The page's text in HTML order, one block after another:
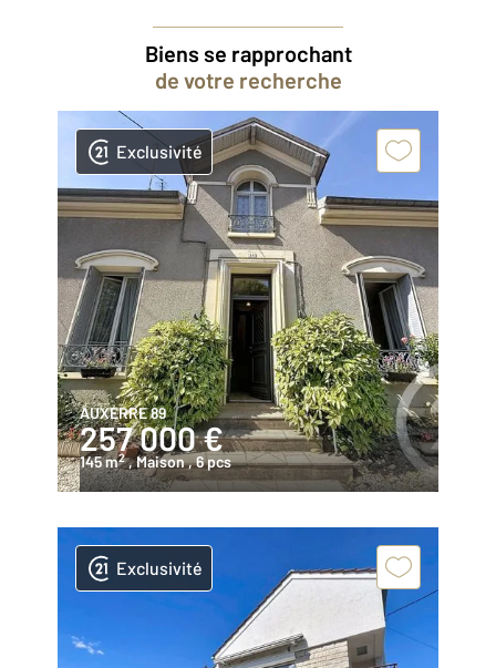
Biens se rapprochant
de votre recherche
Exclusivité
AUXERRE 89
257 000 €
145 m2 , Maison, 6 pcs
Exclusivité